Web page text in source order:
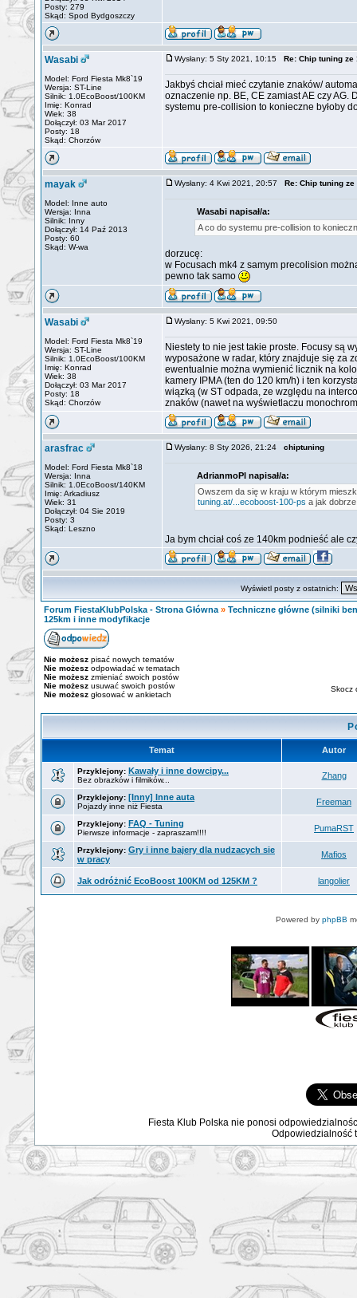
Posty: 279
Skąd: Spod Bydgoszczy
Wasabi
Model: Ford Fiesta Mk8`19
Wersja: ST-Line
Silnik: 1.0EcoBoost/100KM
Imię: Konrad
Wiek: 38
Dołączył: 03 Mar 2017
Posty: 18
Skąd: Chorzów
Wysłany: 5 Sty 2021, 10:15 Re: Chip tuning
Jakbyś chciał mieć czytanie znaków/
oznaczenie np. BE, CE zamiast AE czy AG.
systemu pre-collision to konieczne byłoby
mayak
Model: Inne auto
Wersja: Inna
Silnik: Inny
Dołączył: 14 Paź 2013
Posty: 60
Skąd: W-wa
Wysłany: 4 Kwi 2021, 20:57 Re: Chip tuning
Wasabi napisał/a:
A co do systemu pre-collision to
dorzucę:
w Focusach mk4 z samym precolision
pewno tak samo
Wasabi
Model: Ford Fiesta Mk8`19
Wersja: ST-Line
Silnik: 1.0EcoBoost/100KM
Imię: Konrad
Wiek: 38
Dołączył: 03 Mar 2017
Posty: 18
Skąd: Chorzów
Wysłany: 5 Kwi 2021, 09:50
Niestety to nie jest takie proste. Focusy są
wyposażone w radar, który znajduje się za
ewentualnie można wymienić licznik na
kamery IPMA (ten do 120 km/h) i ten
wiązką (w ST odpada, ze względu na
znaków (nawet na wyświetlaczu
arasfrac
Model: Ford Fiesta Mk8`18
Wersja: Inna
Silnik: 1.0EcoBoost/140KM
Imię: Arkadiusz
Wiek: 31
Dołączył: 04 Sie 2019
Posty: 3
Skąd: Leszno
Wysłany: 8 Sty 2026, 21:24 chiptuning
AdrianmoPl napisał/a:
Owszem da się w kraju w którym
tuning.at/...ecoboost-100-ps a jak
Ja bym chciał coś ze 140km podnieść ale
Wyświetl posty z ostatnich:
Forum FiestaKlubPolska - Strona Główna » Techniczne główne (silniki
125km i inne modyfikacje
Nie możesz pisać nowych tematów
Nie możesz odpowiadać w tematach
Nie możesz zmieniać swoich postów
Nie możesz usuwać swoich postów
Nie możesz głosować w ankietach
Skocz
Temat Autor
Przyklejony: Kawały i inne dowcipy...
Bez obrazków i filmików... Zhang
Przyklejony: [Inny] Inne auta
Pojazdy inne niż Fiesta Freeman
Przyklejony: FAQ - Tuning
Pierwsze informacje - zapraszam!!!! PumaRST
Przyklejony: Gry i inne bajery dla nudzacych sie
w pracy
Mafios
Jak odróżnić EcoBoost 100KM od 125KM ? langolier
Powered by phpBB
Fiesta Klub Polska nie ponosi
Odpowiedzialność